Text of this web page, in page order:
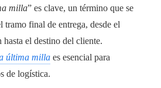
milla” es clave, un término que se
tramo final de entrega, desde el
el destino del cliente.
última milla es esencial para
de logística.